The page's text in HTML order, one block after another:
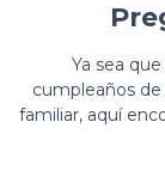
Ya sea
cumpleaños
familiar, aquí